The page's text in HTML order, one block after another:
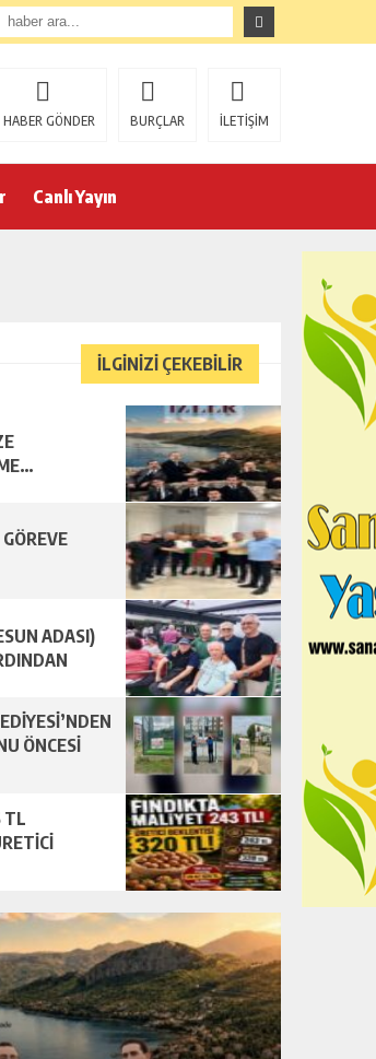
ADASI) TURUNUN ARDINDAN
HABER GÖNDER BURÇLAR İLETİŞİM
Canlı Yayın
İLGİNİZİ ÇEKEBİLİR
ADASI)
ÖNCESİ
TL